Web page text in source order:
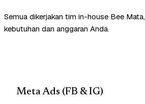
Semua dikerjakan tim in-house Bee
kebutuhan dan anggaran Anda.
Meta Ads (FB & IG)